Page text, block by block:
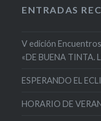
ENTRADAS
V edición
«DE BUENA TINTA.
ESPERANDO EL
HORARIO DE